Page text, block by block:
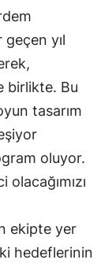
yıl
birlikte. Bu
tasarım
oluyor.
ekipte yer
hedeflerinin